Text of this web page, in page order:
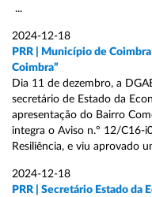
...
2024-12-18
PRR | Município de
Coimbra”
Dia 11 de dezembro, a
secretário de Estado da
apresentação do Bairro
integra o Aviso n.º 12/C16-
Resiliência, e viu aprovado
2024-12-18
PRR | Secretário Estado da